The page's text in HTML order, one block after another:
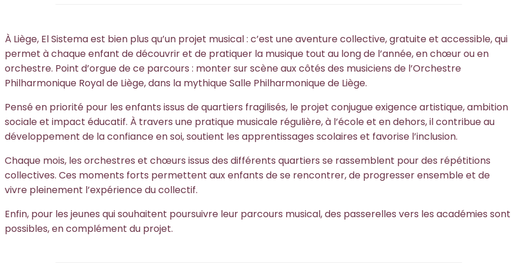
À Liège, El Sistema est bien plus qu’un projet musical : c’est une aventure collective, gratuite et accessible, qui
permet à chaque enfant de découvrir et de pratiquer la musique tout au long de l’année, en chœur ou en
orchestre. Point d’orgue de ce parcours : monter sur scène aux côtés des musiciens de l’Orchestre
Philharmonique Royal de Liège, dans la mythique Salle Philharmonique de Liège.
Pensé en priorité pour les enfants issus de quartiers fragilisés, le projet conjugue exigence artistique, ambition
sociale et impact éducatif. À travers une pratique musicale régulière, à l’école et en dehors, il contribue au
développement de la confiance en soi, soutient les apprentissages scolaires et favorise l’inclusion.
Chaque mois, les orchestres et chœurs issus des différents quartiers se rassemblent pour des répétitions
collectives. Ces moments forts permettent aux enfants de se rencontrer, de progresser ensemble et de
vivre pleinement l’expérience du collectif.
Enfin, pour les jeunes qui souhaitent poursuivre leur parcours musical, des passerelles vers les académies sont
possibles, en complément du projet.